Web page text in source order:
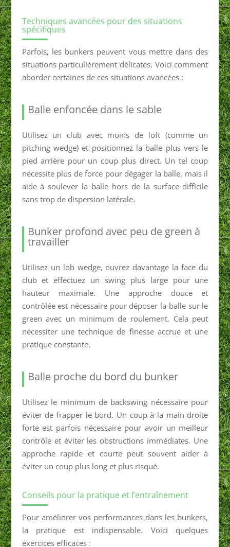
Techniques avancées pour des situations
spécifiques
Parfois, les bunkers peuvent vous mettre dans des
situations particulièrement délicates. Voici comment
aborder certaines de ces situations avancées :
Balle enfoncée dans le sable
Utilisez un club avec moins de loft (comme un
pitching wedge) et positionnez la balle plus vers le
pied arrière pour un coup plus direct. Un tel coup
nécessite plus de force pour dégager la balle, mais il
aide à soulever la balle hors de la surface difficile
sans trop de dispersion latérale.
Bunker profond avec peu de green à
travailler
Utilisez un lob wedge, ouvrez davantage la face du
club et effectuez un swing plus large pour une
hauteur maximale. Une approche douce et
contrôlée est nécessaire pour déposer la balle sur le
green avec un minimum de roulement. Cela peut
nécessiter une technique de finesse accrue et une
pratique constante.
Balle proche du bord du bunker
Utilisez le minimum de backswing nécessaire pour
éviter de frapper le bord. Un coup à la main droite
forte est parfois nécessaire pour avoir un meilleur
contrôle et éviter les obstructions immédiates. Une
approche rapide et courte peut souvent aider à
éviter un coup plus long et plus risqué.
Conseils pour la pratique et l’entraînement
Pour améliorer vos performances dans les bunkers,
la pratique est indispensable. Voici quelques
exercices efficaces :